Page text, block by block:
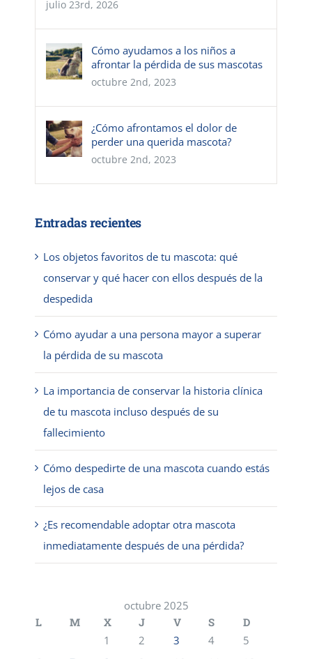
julio 23rd, 2026
Cómo ayudamos a los niños a
afrontar la pérdida de sus mascotas
octubre 2nd, 2023
¿Cómo afrontamos el dolor de
perder una querida mascota?
octubre 2nd, 2023
Entradas recientes
Los objetos favoritos de tu mascota: qué
conservar y qué hacer con ellos después de la
despedida
Cómo ayudar a una persona mayor a superar
la pérdida de su mascota
La importancia de conservar la historia clínica
de tu mascota incluso después de su
fallecimiento
Cómo despedirte de una mascota cuando estás
lejos de casa
¿Es recomendable adoptar otra mascota
inmediatamente después de una pérdida?
octubre 2025
L
M X J V S
D
1
2 3 4
5